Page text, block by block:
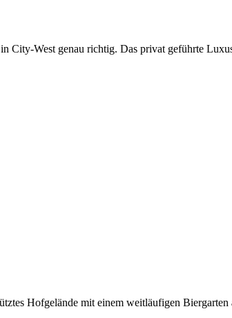
West genau richtig. Das privat geführte
Hofgelände mit einem weitläufigen Biergarten